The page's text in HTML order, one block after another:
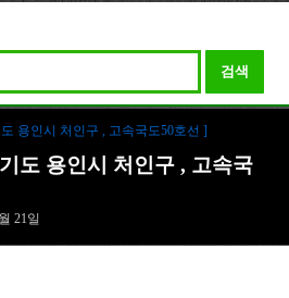
검색
용인시 처인구 , 고속국도50호선 ]
도 용인시 처인구 , 고속국
21일